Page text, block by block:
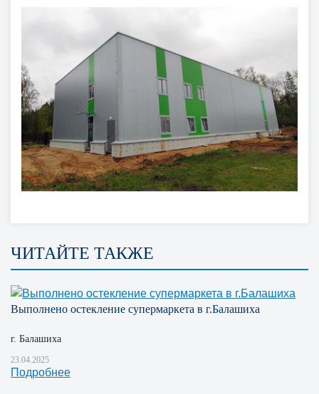
ЧИТАЙТЕ ТАКЖЕ
Выполнено остекление супермаркета в г.Балашиха
г. Балашиха
23.04.2025
Подробнее